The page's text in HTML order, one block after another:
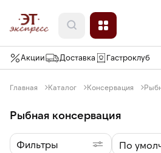
Акции Доставка Гастроклуб
Главная Каталог Консервация
Рыбная консервация
Фильтры
По